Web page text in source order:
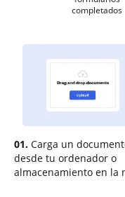
completados
01. Carga un
desde tu ordenador o
almacenamiento en la